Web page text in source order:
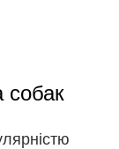
собак